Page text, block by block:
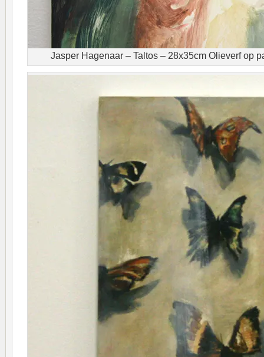
Jasper Hagenaar – Taltos – 28x35cm Olieverf op